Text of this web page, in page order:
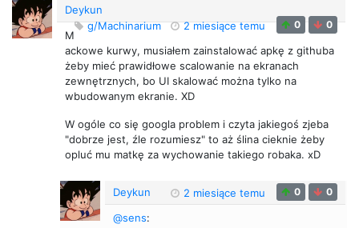
Deykun
g/Machinarium
2 miesiące temu 0 0
M
ackowe kurwy, musiałem zainstalować apkę z githuba
żeby mieć prawidłowe scalowanie na ekranach
zewnętrznych, bo UI skalować można tylko na
wbudowanym ekranie. XD
W ogóle co się googla problem i czyta jakiegoś zjeba
"dobrze jest, źle rozumiesz" to aż ślina cieknie żeby
opluć mu matkę za wychowanie takiego robaka. xD
Deykun 2 miesiące temu 0 0
@sens: